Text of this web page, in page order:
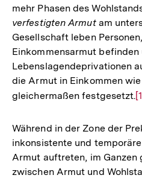
mehr Phasen des
verfestigten Armutam
Gesellschaft leben
Einkommensarmut befinden
Lebenslagendeprivationen
die Armut in Einkommen
gleichermaßen festgesetzt.
Während in der Zone der
inkonsistente und
Armut auftreten, im Ganzen
zwischen Armut und